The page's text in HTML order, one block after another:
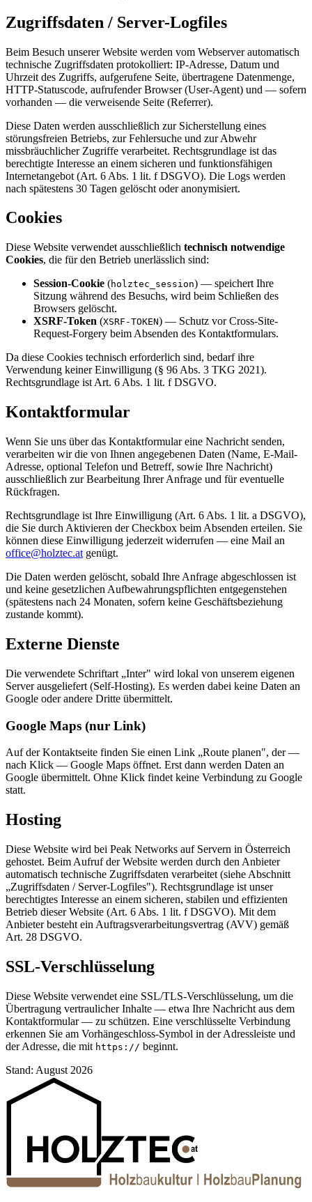
Zugriffsdaten / Server-Logfiles
Beim Besuch unserer Website werden vom Webserver automatisch
technische Zugriffsdaten protokolliert: IP-Adresse, Datum und
Uhrzeit des Zugriffs, aufgerufene Seite, übertragene Datenmenge,
HTTP-Statuscode, aufrufender Browser (User-Agent) und — sofern
vorhanden — die verweisende Seite (Referrer).
Diese Daten werden ausschließlich zur Sicherstellung eines
störungsfreien Betriebs, zur Fehlersuche und zur Abwehr
missbräuchlicher Zugriffe verarbeitet. Rechtsgrundlage ist das
berechtigte Interesse an einem sicheren und funktionsfähigen
Internetangebot (Art. 6 Abs. 1 lit. f DSGVO). Die Logs werden
nach spätestens 30 Tagen gelöscht oder anonymisiert.
Cookies
Diese Website verwendet ausschließlich technisch notwendige
Cookies, die für den Betrieb unerlässlich sind:
Session-Cookie (holztec_session) — speichert Ihre
Sitzung während des Besuchs, wird beim Schließen des
Browsers gelöscht.
XSRF-Token (XSRF-TOKEN) — Schutz vor Cross-Site-
Request-Forgery beim Absenden des Kontaktformulars.
Da diese Cookies technisch erforderlich sind, bedarf ihre
Verwendung keiner Einwilligung (§ 96 Abs. 3 TKG 2021).
Rechtsgrundlage ist Art. 6 Abs. 1 lit. f DSGVO.
Kontaktformular
Wenn Sie uns über das Kontaktformular eine Nachricht senden,
verarbeiten wir die von Ihnen angegebenen Daten (Name, E-Mail-
Adresse, optional Telefon und Betreff, sowie Ihre Nachricht)
ausschließlich zur Bearbeitung Ihrer Anfrage und für eventuelle
Rückfragen.
Rechtsgrundlage ist Ihre Einwilligung (Art. 6 Abs. 1 lit. a DSGVO),
die Sie durch Aktivieren der Checkbox beim Absenden erteilen. Sie
können diese Einwilligung jederzeit widerrufen — eine Mail an
office@holztec.at genügt.
Die Daten werden gelöscht, sobald Ihre Anfrage abgeschlossen ist
und keine gesetzlichen Aufbewahrungspflichten entgegenstehen
(spätestens nach 24 Monaten, sofern keine Geschäftsbeziehung
zustande kommt).
Externe Dienste
Die verwendete Schriftart „Inter" wird lokal von unserem eigenen
Server ausgeliefert (Self-Hosting). Es werden dabei keine Daten an
Google oder andere Dritte übermittelt.
Google Maps (nur Link)
Auf der Kontaktseite finden Sie einen Link „Route planen", der —
nach Klick — Google Maps öffnet. Erst dann werden Daten an
Google übermittelt. Ohne Klick findet keine Verbindung zu Google
statt.
Hosting
Diese Website wird bei Peak Networks auf Servern in Österreich
gehostet. Beim Aufruf der Website werden durch den Anbieter
automatisch technische Zugriffsdaten verarbeitet (siehe Abschnitt
„Zugriffsdaten / Server-Logfiles"). Rechtsgrundlage ist unser
berechtigtes Interesse an einem sicheren, stabilen und effizienten
Betrieb dieser Website (Art. 6 Abs. 1 lit. f DSGVO). Mit dem
Anbieter besteht ein Auftragsverarbeitungsvertrag (AVV) gemäß
Art. 28 DSGVO.
SSL-Verschlüsselung
Diese Website verwendet eine SSL/TLS-Verschlüsselung, um die
Übertragung vertraulicher Inhalte — etwa Ihre Nachricht aus dem
Kontaktformular — zu schützen. Eine verschlüsselte Verbindung
erkennen Sie am Vorhängeschloss-Symbol in der Adressleiste und
der Adresse, die mit https:// beginnt.
Stand: August 2026